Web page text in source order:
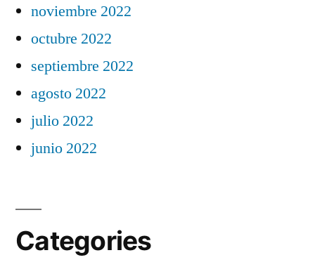
noviembre 2022
octubre 2022
septiembre 2022
agosto 2022
julio 2022
junio 2022
Categories